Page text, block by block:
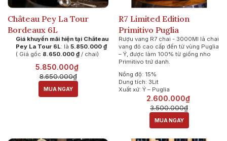
Château Pey La Tour
Bordeaux 6L
Giá khuyến mãi hiện tại Château
Pey La Tour 6L: là 5.850.000 ₫
( Giá gốc 8.650.000 ₫ / chai)
5.850.000₫
8.650.000₫
MUA NGAY
R7 Limited Edition
Primitivo Puglia
Rượu vang R7 chai - 3000Ml là chai
vang đỏ cao cấp đến từ vùng Puglia
– Ý, được làm 100% từ giống nho
Primitivo trứ danh.
Nồng độ: 15%
Dung tích: 3Lit
Xuất xứ: Ý – Puglia
2.600.000₫
3.500.000₫
MUA NGAY